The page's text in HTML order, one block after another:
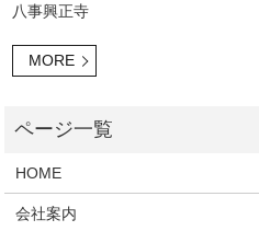
八事興正寺
MORE
HOME
会社案内